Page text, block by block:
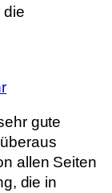
die
gute
allen Seiten
die in